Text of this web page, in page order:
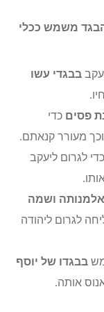
משמש ככלי
בבגדי עשו
פסים כדי
מעורר קנאתם.
לגרום ליעקב
אלמנותה ושמה
לגרום ליהודה
בבגדו של יוסף
אותה.